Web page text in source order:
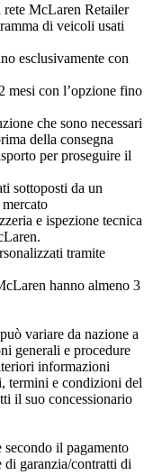
McLaren Retailer
di veicoli usati
esclusivamente con
mesi con l’opzione fino
che sono necessari
della consegna
per proseguire il
sottoposti da un
e ispezione tecnica
tramite
hanno almeno 3
variare da nazione a
generali e procedure
informazioni
termini e condizioni del
il suo concessionario
secondo il pagamento
di garanzia/contratti di